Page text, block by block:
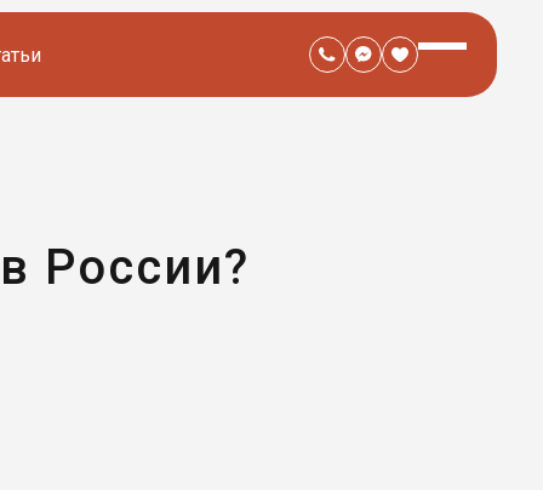
России?